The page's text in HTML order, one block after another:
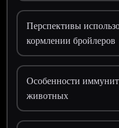
Перспективы
кормлении бройлеров
Особенности
животных